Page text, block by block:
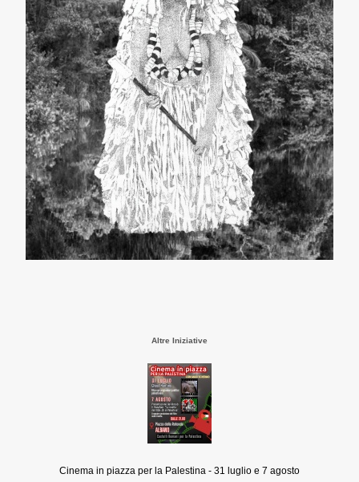
Altre Iniziative
Cinema in piazza per la Palestina - 31 luglio e 7 agosto